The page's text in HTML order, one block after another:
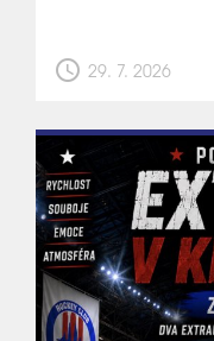
schedule 29. 7. 2026